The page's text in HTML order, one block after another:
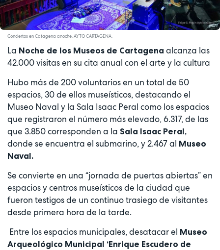
Conciertos en Catagena anoche. AYTO CARTAGENA.
La Noche de los Museos de Cartagena alcanza las
42.000 visitas en su cita anual con el arte y la cultura
Hubo más de 200 voluntarios en un total de 50
espacios, 30 de ellos museísticos, destacando el
Museo Naval y la Sala Isaac Peral como los espacios
que registraron el número más elevado, 6.317, de las
que 3.850 corresponden a la Sala Isaac Peral,
donde se encuentra el submarino, y 2.467 al Museo
Naval.
Se convierte en una “jornada de puertas abiertas” en
espacios y centros museísticos de la ciudad que
fueron testigos de un continuo trasiego de visitantes
desde primera hora de la tarde.
Entre los espacios municipales, desatacar el Museo
Arqueológico Municipal ‘Enrique Escudero de